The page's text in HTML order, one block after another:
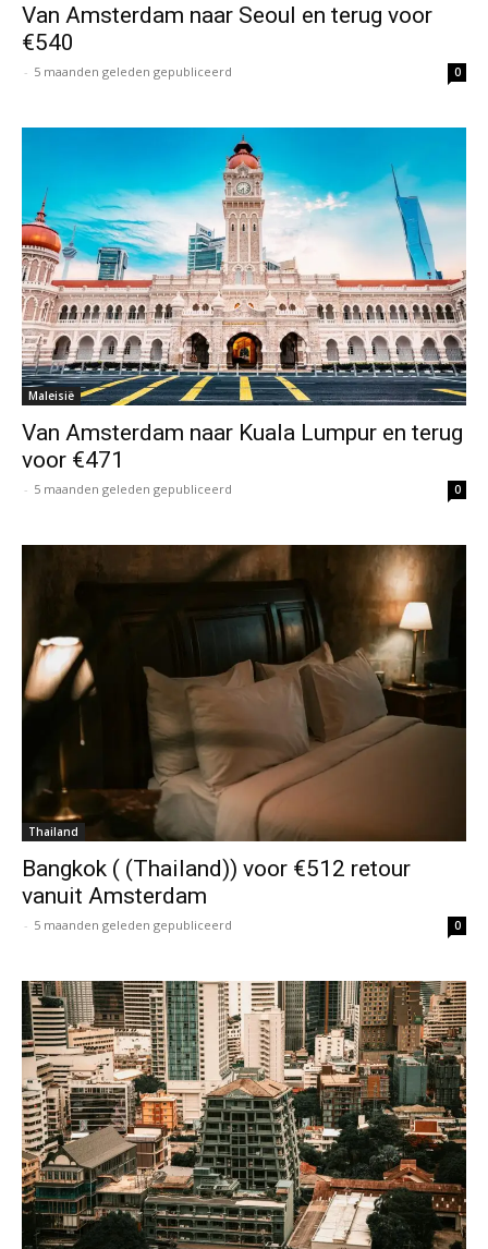
Van Amsterdam naar Seoul en terug voor
€540
- 5 maanden geleden gepubliceerd 0
Maleisië
Van Amsterdam naar Kuala Lumpur en terug
voor €471
- 5 maanden geleden gepubliceerd 0
Thailand
Bangkok ( (Thailand)) voor €512 retour
vanuit Amsterdam
- 5 maanden geleden gepubliceerd 0